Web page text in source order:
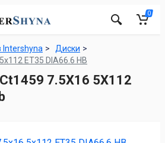
0
Intershyna
Диски
ET35 DIA66.6 HB
7.5X16 5X112